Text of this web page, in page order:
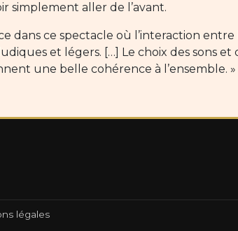
simplement aller de l’avant.
dans ce spectacle où l’interaction
et légers. […] Le choix des sons et
une belle cohérence à l’ensemble.
légales